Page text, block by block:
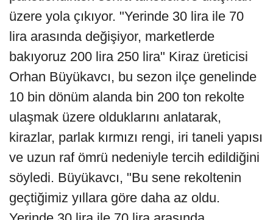
üzere yola çıkıyor. "Yerinde 30 lira ile 70
lira arasında değişiyor, marketlerde
bakıyoruz 200 lira 250 lira" Kiraz üreticisi
Orhan Büyükavcı, bu sezon ilçe genelinde
10 bin dönüm alanda bin 200 ton rekolte
ulaşmak üzere olduklarını anlatarak,
kirazlar, parlak kırmızı rengi, iri taneli yapısı
ve uzun raf ömrü nedeniyle tercih edildiğini
söyledi. Büyükavcı, "Bu sene rekoltenin
geçtiğimiz yıllara göre daha az oldu.